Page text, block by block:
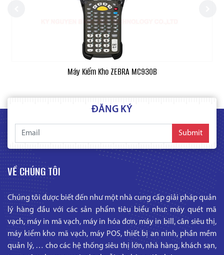
Máy Kiểm Kho ZEBRA MC930B
ĐĂNG KÝ
Submit
VỀ CHÚNG TÔI
Chúng tôi được biết đến như một nhà cung cấp giải pháp quản
lý hàng đầu với các sản phẩm tiêu biểu như: máy quét mã
vạch, máy in mã vạch, máy in hóa đơn, máy in bill, cân siêu thị,
máy kiểm kho mã vạch, máy POS, thiết bị an ninh, phần mềm
quản lý, … cho các hệ thống siêu thị lớn, nhà hàng, khách sạn,